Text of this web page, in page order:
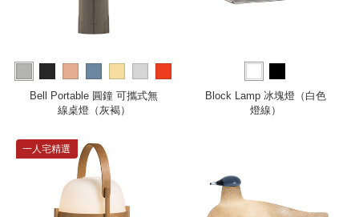
more
Bell Portable 圓鐘 可攜式無
線桌燈（灰褐）
Block Lamp 冰塊燈（白色
燈線）
一人宅精選